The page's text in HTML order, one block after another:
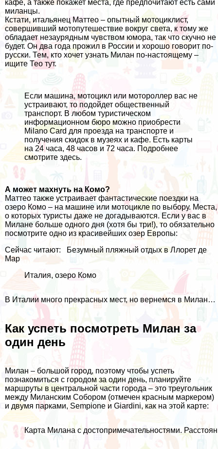
кафе, а также покажет места, где предпочитают есть сами
миланцы.
Кстати, итальянец Маттео – опытный мотоциклист,
совершивший мотопутешествие вокруг света, к тому же
обладает незаурядным чувством юмора, так что скучно не
будет. Он два года прожил в России и хорошо говорит по-
русски. Тем, кто хочет узнать Милан по-настоящему –
ищите Тео тут.
Если машина, мотоцикл или мотороллер вас не
устраивают, то подойдет общественный
транспорт. В любом туристическом
информационном бюро можно приобрести
Milano Card для проезда на транспорте и
получения скидок в музеях и кафе. Есть карты
на 24 часа, 48 часов и 72 часа. Подробнее
смотрите здесь.
А может махнуть на Комо?
Маттео также устраивает фантастические поездки на
озеро Комо – на машине или мотоцикле по выбору. Места,
о которых туристы даже не догадываются. Если у вас в
Милане больше одного дня (хотя бы три!), то обязательно
посмотрите одно из красивейших озер Европы:
Сейчас читают:
Безумный пляжный отдых в Ллорет де
Мар
Италия, озеро Комо
В Италии много прекрасных мест, но вернемся в Милан…
Как успеть посмотреть Милан за
один день
Милан – большой город, поэтому чтобы успеть
познакомиться с городом за один день, планируйте
маршруты в центральной части города – это треугольник
между Миланским Собором (отмечен красным маркером)
и двумя парками, Sempione и Giardini, как на этой карте:
Карта Милана с достопримечательностями.